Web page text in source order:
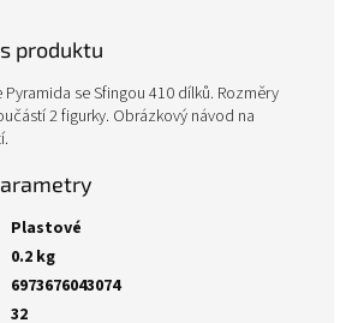
produktu
Pyramida se Sfingou 410 dílků. Rozměry
2 figurky. Obrázkový návod na
Plastové
0.2 kg
6973676043074
32